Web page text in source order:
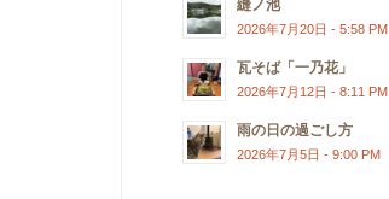
縫ノ池
2026年7月20日 - 5:58 PM
瓦そば「一乃花」
2026年7月12日 - 8:11 PM
雨の日の過ごし方
2026年7月5日 - 9:00 PM